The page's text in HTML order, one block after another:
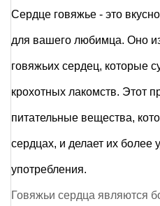
Сердце говяжье - это
для вашего любимца. Оно
говяжьих сердец, которые
крохотных лакомств. Этот
питательные вещества,
сердцах, и делает их более
употребления.
Говяжьи сердца являются